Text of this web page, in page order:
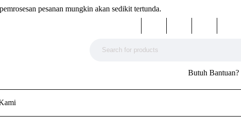
pesanan mungkin akan sedikit tertunda.
Butuh Bantuan?